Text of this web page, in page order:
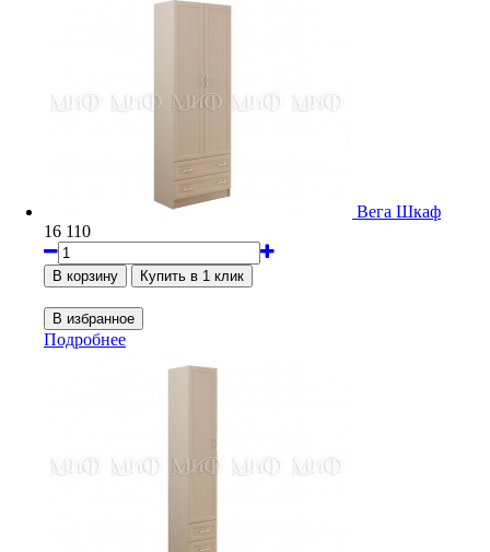
Вега Шкаф
16 110
Подробнее